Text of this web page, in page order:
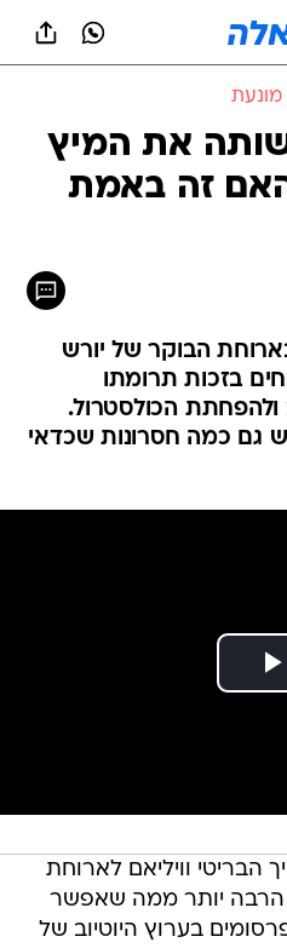
מונעת
שותה את המיץ
זה באמת
הבוקר של יורש
בזכות תרומתו
הכולסטרול.
גם כמה חסרונות שכדאי
הבריטי וויליאם לארוחת
יותר ממה שאפשר
בערוץ היוטיוב של